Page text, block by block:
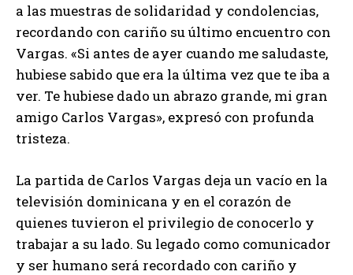
a las muestras de solidaridad y condolencias,
recordando con cariño su último encuentro con
Vargas. «Si antes de ayer cuando me saludaste,
hubiese sabido que era la última vez que te iba a
ver. Te hubiese dado un abrazo grande, mi gran
amigo Carlos Vargas», expresó con profunda
tristeza.
La partida de Carlos Vargas deja un vacío en la
televisión dominicana y en el corazón de
quienes tuvieron el privilegio de conocerlo y
trabajar a su lado. Su legado como comunicador
y ser humano será recordado con cariño y